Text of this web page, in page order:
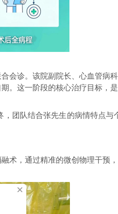
会诊。该院副院长、心血管病
。这一阶段的核心治疗目标，
团队结合张先生的病情特点与
术，通过精准的微创物理干预